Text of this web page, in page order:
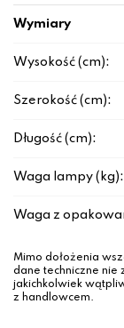
Wymiary
Wysokość (cm):
Szerokość (cm):
Długość (cm):
Waga lampy (kg):
Waga z
Mimo dołożenia
dane techniczne nie
jakichkolwiek
z handlowcem.